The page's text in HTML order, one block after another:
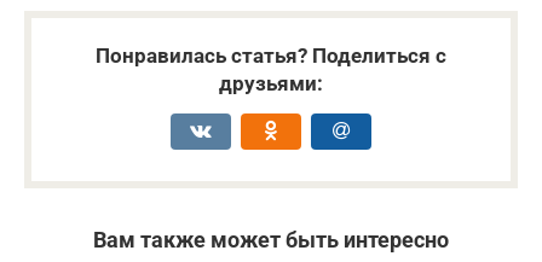
Понравилась статья? Поделиться с
друзьями:
Вам также может быть интересно